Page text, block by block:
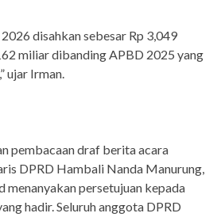
disahkan sebesar Rp 3,049
miliar dibanding APBD 2025 yang
ujar Irman.
pembacaan draf berita acara
DPRD Hambali Nanda Manurung,
menanyakan persetujuan kepada
hadir. Seluruh anggota DPRD